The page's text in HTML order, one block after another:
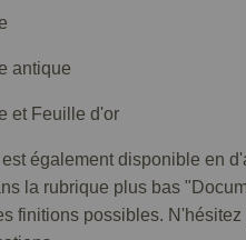
antique
et Feuille d'or
également disponible en
la rubrique plus bas
finitions possibles.